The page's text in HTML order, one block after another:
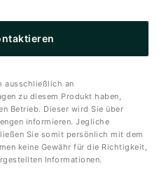
ausschließlich an
zu diesem Produkt haben,
Betrieb. Dieser wird Sie über
informieren. Jegliche
Sie somit persönlich mit dem
keine Gewähr für die Richtigkeit,
Informationen.